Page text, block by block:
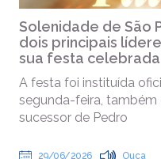
Solenidade de São
dois principais
sua festa
A festa foi instituída
segunda-feira, também
sucessor de Pedro
29/06/2026 Ouça